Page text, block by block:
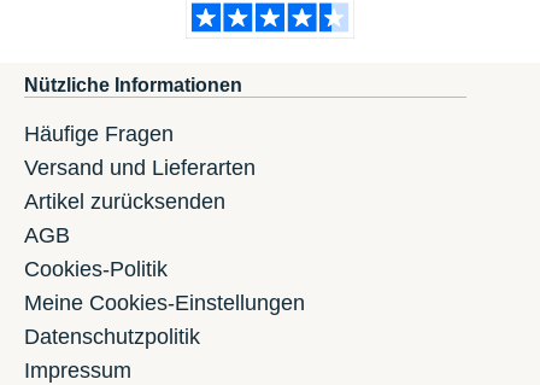
Nützliche Informationen
Häufige Fragen
Versand und Lieferarten
Artikel zurücksenden
AGB
Cookies-Politik
Meine Cookies-Einstellungen
Datenschutzpolitik
Impressum